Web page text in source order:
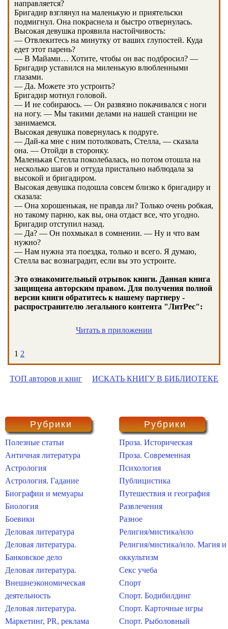
направляется?
Бригадир взглянул на маленькую и приятельски
подмигнул. Она покраснела и быстро отвернулась.
Высокая девушка проявила настойчивость:
— Отвлекитесь на минутку от ваших глупостей. Куда
едет этот парень?
— В Майами… Хотите, чтобы он вас подбросил? —
Бригадир уставился на миленькую влюбленными
глазами.
— Да. Можете это устроить?
Бригадир мотнул головой.
— И не собираюсь. — Он развязно покачивался с ноги
на ногу. — Мы такими делами на нашей станции не
занимаемся.
Высокая девушка повернулась к подруге.
— Дай-ка мне с ним потолковать, Стелла, — сказала
она. — Отойди в сторонку.
Маленькая Стелла поколебалась, но потом отошла на
несколько шагов и оттуда пристально наблюдала за
высокой и бригадиром.
Высокая девушка подошла совсем близко к бригадиру и
сказала:
— Она хорошенькая, не правда ли? Только очень робкая,
но такому парню, как вы, она отдаст все, что угодно.
Бригадир отступил назад.
— Да? — Он похмыкал в сомнении. — Ну и что вам
нужно?
— Нам нужна эта поездка, только и всего. Я думаю,
Стелла вас вознаградит, если вы это устроите.
Это ознакомительный отрывок книги. Данная книга
защищена авторским правом. Для получения полной
версии книги обратитесь к нашему партнеру -
распространителю легального контента "ЛитРес":
Читать в приложении
1 2
ТОП авторов и книг ИСКАТЬ КНИГУ В БИБЛИОТЕКЕ
Рубрики
Полезные статьи
Античная литература
Астрология
Астрология. Гадание
Биографии и мемуары
Биология
Боевики
Деловая литература
Деловая литература.
Банковское дело
Деловая литература.
Внешнеэкономическая
деятельность
Деловая литература.
Маркетинг, PR, реклама
Рубрики
Проза. Историческая
Проза. Современная
Психология
Публицистика
Путешествия и география
Развлечения
Разное
Религия/мистика/нло
Религия/мистика/нло. Магия и
оккультизм
Секс учеба
Спорт
Спорт. Бодибилдинг
Спорт. Карточные игры
Спорт. Рыболовный